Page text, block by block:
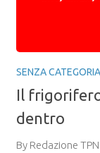
SENZA CATEGORIA
Il
dentro
By Redazione